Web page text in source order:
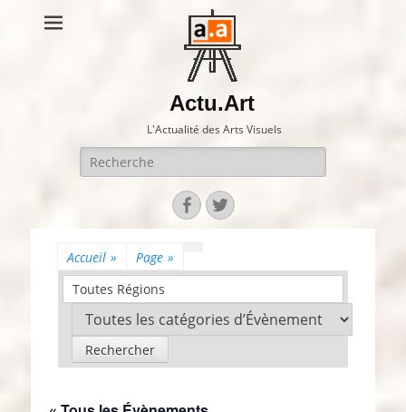
Actu.Art
L'Actualité des Arts Visuels
Recherche
pour:
Facebook
Twitter
Accueil » Page »
Toutes Régions